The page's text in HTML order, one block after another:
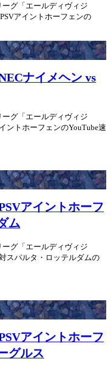
グ「エールディヴィジ
アイントホーフェンの
ナイメヘン vs
グ「エールディヴィジ
ントホーフェンのYouTube速
アイントホーフ
ム
グ「エールディヴィジ
スパルタ・ロッテルダムの
アイントホーフ
グルス